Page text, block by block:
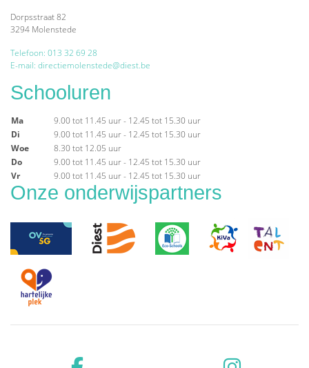
Dorpsstraat 82
3294 Molenstede
Telefoon: 013 32 69 28
E-mail: directiemolenstede@diest.be
Schooluren
Ma
9.00 tot 11.45 uur - 12.45 tot 15.30 uur
Di
9.00 tot 11.45 uur - 12.45 tot 15.30 uur
Woe
8.30 tot 12.05 uur
Do
9.00 tot 11.45 uur - 12.45 tot 15.30 uur
Vr
9.00 tot 11.45 uur - 12.45 tot 15.30 uur
Onze onderwijspartners